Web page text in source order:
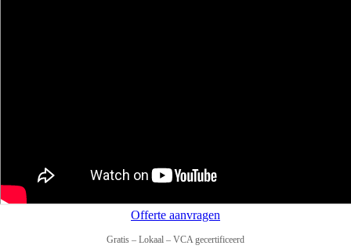
Offerte aanvragen
Gratis – Lokaal – VCA gecertificeerd